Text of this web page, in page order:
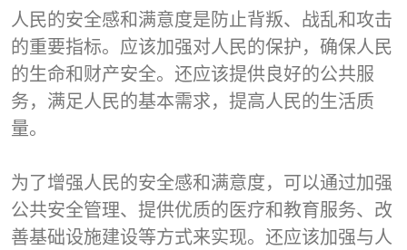
人民的安全感和满意度是防止背叛、战乱和攻击
的重要指标。应该加强对人民的保护，确保人民
的生命和财产安全。还应该提供良好的公共服
务，满足人民的基本需求，提高人民的生活质
量。
为了增强人民的安全感和满意度，可以通过加强
公共安全管理、提供优质的医疗和教育服务、改
善基础设施建设等方式来实现。还应该加强与人